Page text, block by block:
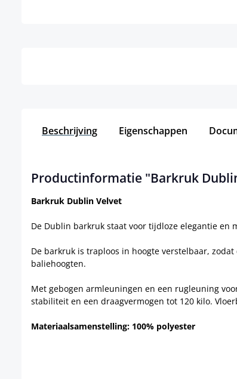
Beschrijving Eigenschappen
Productinformatie "Barkruk
Barkruk Dublin Velvet
De Dublin barkruk staat voor tijdloze elegantie en
De barkruk is traploos in hoogte verstelbaar,
baliehoogten.
Met gebogen armleuningen en een rugleuning
stabiliteit en een draagvermogen tot 120 kilo.
Materiaalsamenstelling: 100% polyester